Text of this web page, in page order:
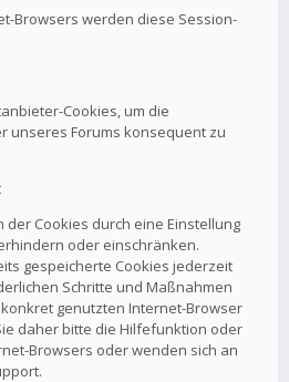
Browsers werden diese Session-
Cookies, um die
unseres Forums konsequent zu
der Cookies durch eine Einstellung
oder einschränken.
gespeicherte Cookies jederzeit
Schritte und Maßnahmen
genutzten Internet-Browser
daher bitte die Hilfefunktion oder
Browsers oder wenden sich an